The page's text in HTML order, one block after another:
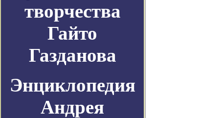
творчества
Гайто
Газданова
Энциклопедия
Андрея